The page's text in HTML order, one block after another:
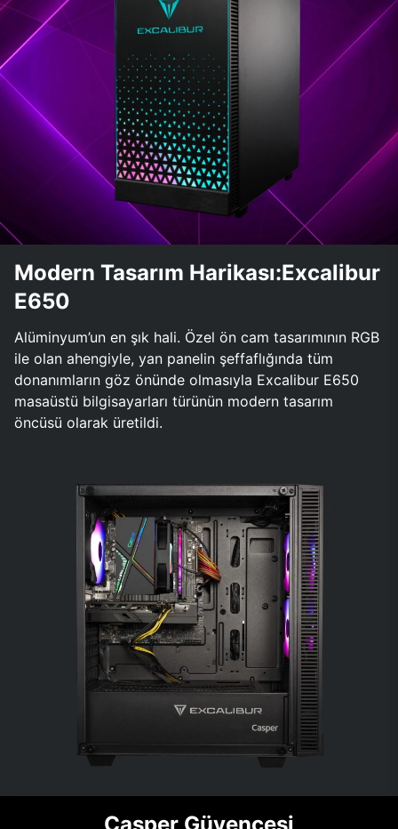
Modern Tasarım Harikası:Excalibur
E650
Alüminyum’un en şık hali. Özel ön cam tasarımının RGB
ile olan ahengiyle, yan panelin şeffaflığında tüm
donanımların göz önünde olmasıyla Excalibur E650
masaüstü bilgisayarları türünün modern tasarım
öncüsü olarak üretildi.